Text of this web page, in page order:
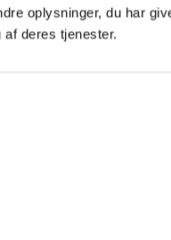
oplysninger, du har
deres tjenester.